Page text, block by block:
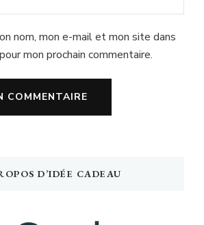
nom, mon e-mail et mon site dans
mon prochain commentaire.
D’IDÉE CADEAU